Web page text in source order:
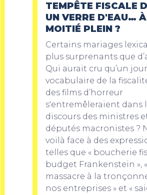
TEMPÊTE FISCALE
UN VERRE D'EAU… À
MOITIÉ PLEIN ?
Certains mariages
plus surprenants que
Qui aurait cru qu’un
vocabulaire de la
des films d’horreur
s'entremêleraient dans
discours des ministres
députés macronistes ?
voilà face à des
telles que « boucherie
budget Frankenstein », «
massacre à la
nos entreprises » et «